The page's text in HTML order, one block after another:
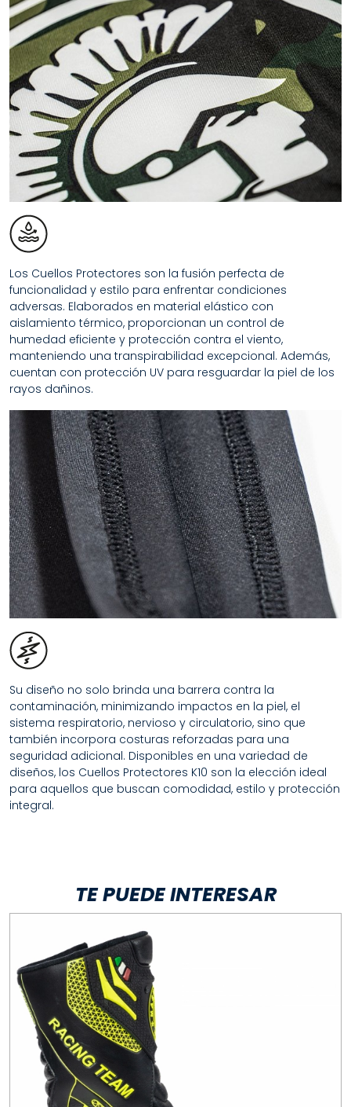
Los Cuellos Protectores son la fusión perfecta de
funcionalidad y estilo para enfrentar condiciones
adversas. Elaborados en material elástico con
aislamiento térmico, proporcionan un control de
humedad eficiente y protección contra el viento,
manteniendo una transpirabilidad excepcional. Además,
cuentan con protección UV para resguardar la piel de los
rayos dañinos.
Su diseño no solo brinda una barrera contra la
contaminación, minimizando impactos en la piel, el
sistema respiratorio, nervioso y circulatorio, sino que
también incorpora costuras reforzadas para una
seguridad adicional. Disponibles en una variedad de
diseños, los Cuellos Protectores K10 son la elección ideal
para aquellos que buscan comodidad, estilo y protección
integral.
TE PUEDE INTERESAR